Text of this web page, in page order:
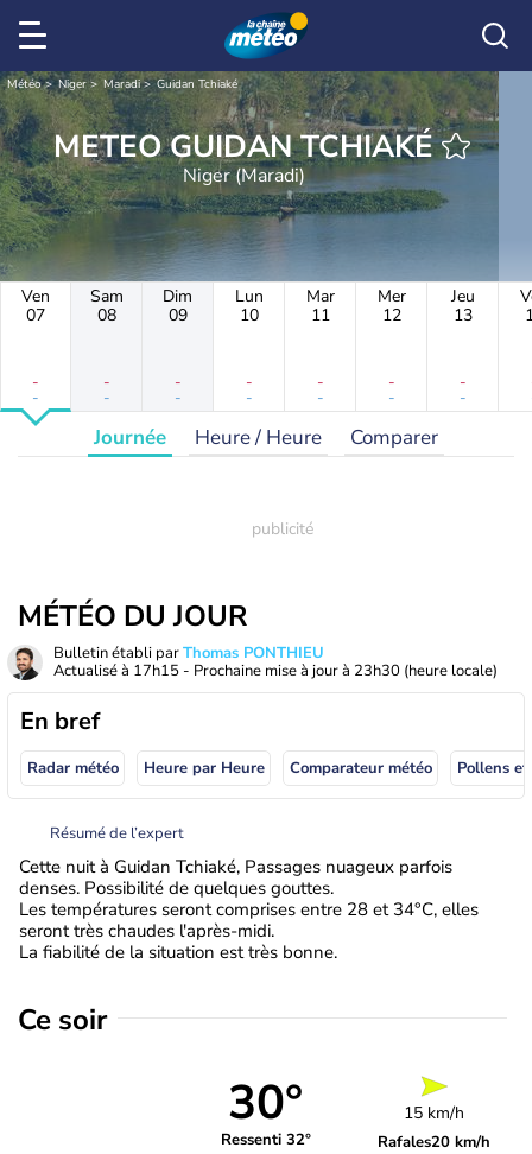
Météo Niger Maradi Guidan Tchiaké
METEO GUIDAN TCHIAKÉ
Niger (Maradi)
Ven
07
-
-
Sam
08
-
-
Dim
09
-
-
Lun
10
-
-
Mar
11
-
-
Mer
12
-
-
Jeu
13
-
-
Journée Heure / Heure Comparer
MÉTÉO DU JOUR
Bulletin établi parThomas PONTHIEU
Actualisé à 17h15 - Prochaine mise à jour à 23h30 (heure locale)
En bref
Radar météo Heure par Heure Comparateur météo Pollens
Résumé de l’expert
Cette nuit à Guidan Tchiaké, Passages nuageux parfois
denses. Possibilité de quelques gouttes.
Les températures seront comprises entre 28 et 34°C, elles
seront très chaudes l'après-midi.
La fiabilité de la situation est très bonne.
Ce soir
30°
Ressenti 32°
15 km/h
Rafales20 km/h